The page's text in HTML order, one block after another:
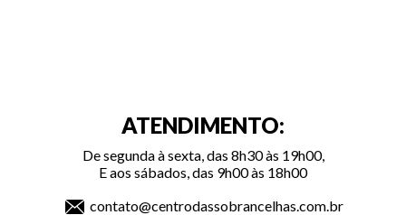
ATENDIMENTO:
De segunda à sexta, das 8h30 às 19h00,
E aos sábados, das 9h00 às 18h00
contato@centrodassobrancelhas.com.br